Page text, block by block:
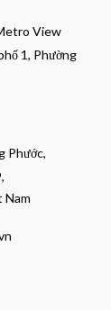
View
1, Phường
Phước,
Nam